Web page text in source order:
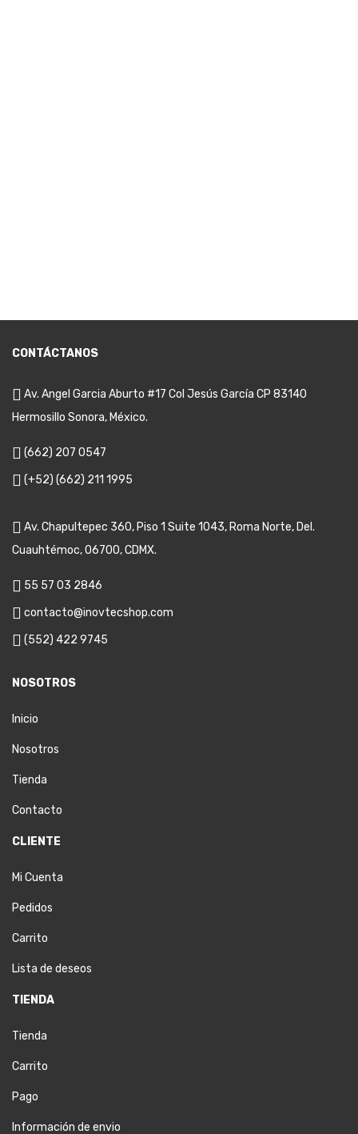
CONTÁCTANOS
Av. Angel Garcia Aburto #17 Col Jesús García CP 83140
Hermosillo Sonora, México.
(662) 207 0547
(+52) (662) 211 1995
Av. Chapultepec 360, Piso 1 Suite 1043, Roma Norte, Del.
Cuauhtémoc, 06700, CDMX.
55 57 03 2846
contacto@inovtecshop.com
(552) 422 9745
NOSOTROS
Inicio
Nosotros
Tienda
Contacto
CLIENTE
Mi Cuenta
Pedidos
Carrito
Lista de deseos
TIENDA
Tienda
Carrito
Pago
Información de envio